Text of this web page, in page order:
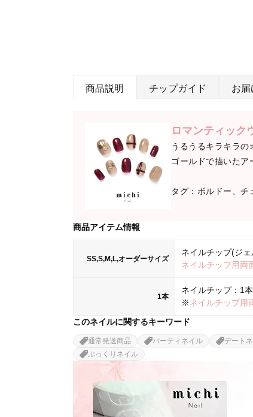
商品説明 チップガイド お届
ロマンティック
うるうるキラキラの
ゴールドで描いたア
タグ：ボルドー、チ
商品アイテム情報
SS,S,M,L,オーダーサイズ
ネイルチップ(ジ
ネイルチップ用両
1本
ネイルチップ：1本
※ネイルチップ用
このネイルに関するキーワード
通常発送商品 パーティネイル デート
ぷっくりネイル